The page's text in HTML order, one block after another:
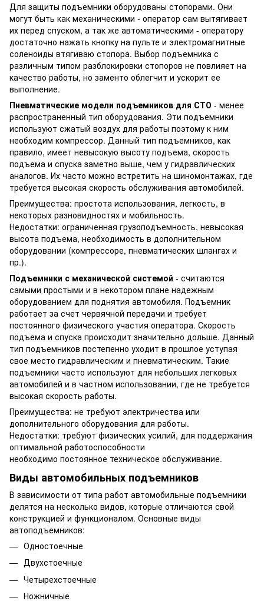
Для защиты подъемники оборудованы стопорами. Они
могут быть как механическими - оператор сам вытягивает
их перед спуском, а так же автоматическими - оператору
достаточно нажать кнопку на пульте и электромагнитные
соленоиды втягиваю стопора. Выбор подъемника с
различным типом разблокировки стопоров не повлияет на
качество работы, но заменто облегчит и ускорит ее
выполнение.
Пневматические модели подъемников для СТО - менее
распространенный тип оборудования. Эти подъемники
используют сжатый воздух для работы поэтому к ним
необходим компрессор. Данный тип подъемников, как
правило, имеет невысокую высоту подъема, скорость
подъема и спуска заметно выше, чем у гидравлических
аналогов. Их часто можно встретить на шиномонтажах, где
требуется высокая скорость обслуживания автомобилей.
Преимущества: простота использования, легкость, в
некоторых разновидностях и мобильность.
Недостатки: ограниченная грузоподъемность, невысокая
высота подъема, необходимость в дополнительном
оборудовании (компрессоре, пневматических шлангах и
пр.).
Подъемники с механической системой - считаются
самыми простыми и в некотором плане надежным
оборудованием для поднятия автомобиля. Подъемник
работает за счет червячной передачи и требует
постоянного физического участия оператора. Скорость
подъема и спуска происходит значительно дольше. Данный
тип подъемников постепенно уходит в прошлое уступая
свое место гидравлическим и пневматическим. Такие
подъемники часто используют для небольших легковых
автомобилей и в частном использовании, где не требуется
высокая скорость работы.
Преимущества: не требуют электричества или
дополнительного оборудования для работы.
Недостатки: требуют физических усилий, для поддержания
оптимальной работоспособности
необходимо постоянное техническое обслуживание.
Виды автомобильных подъемников
В зависимости от типа работ автомобильные подъемники
делятся на несколько видов, которые отличаются свой
конструкцией и функционалом. Основные виды
автоподъемников:
Одностоечные
Двухстоечные
Четырехстоечные
Ножничные